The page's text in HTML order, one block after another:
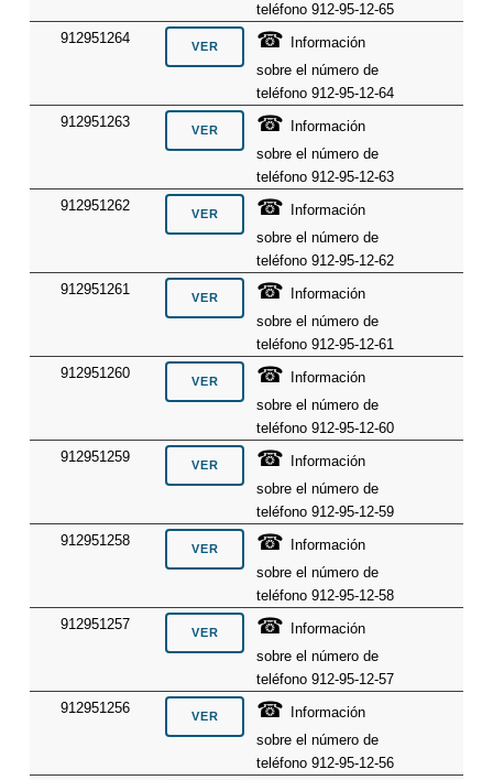
teléfono 912-95-12-65
912951264
☎
Información
sobre el número de
teléfono 912-95-12-64
912951263
☎
Información
sobre el número de
teléfono 912-95-12-63
912951262
☎
Información
sobre el número de
teléfono 912-95-12-62
912951261
☎
Información
sobre el número de
teléfono 912-95-12-61
912951260
☎
Información
sobre el número de
teléfono 912-95-12-60
912951259
☎
Información
sobre el número de
teléfono 912-95-12-59
912951258
☎
Información
sobre el número de
teléfono 912-95-12-58
912951257
☎
Información
sobre el número de
teléfono 912-95-12-57
912951256
☎
Información
sobre el número de
teléfono 912-95-12-56